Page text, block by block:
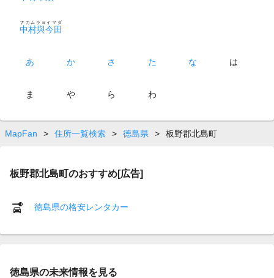
中村與今田
ナカムラヨイマダ
あ か さ た な は
ま や ら わ
MapFan > 住所一覧検索 > 徳島県 > 板野郡北島町
板野郡北島町のおすすめ[広告]
徳島県の格安レンタカー
徳島県の未来情報を見る